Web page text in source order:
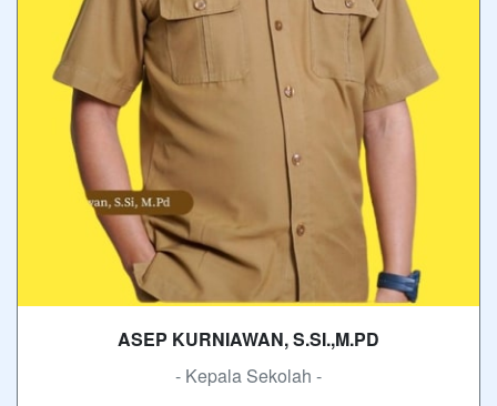
ASEP KURNIAWAN, S.SI.,M.PD
- Kepala Sekolah -